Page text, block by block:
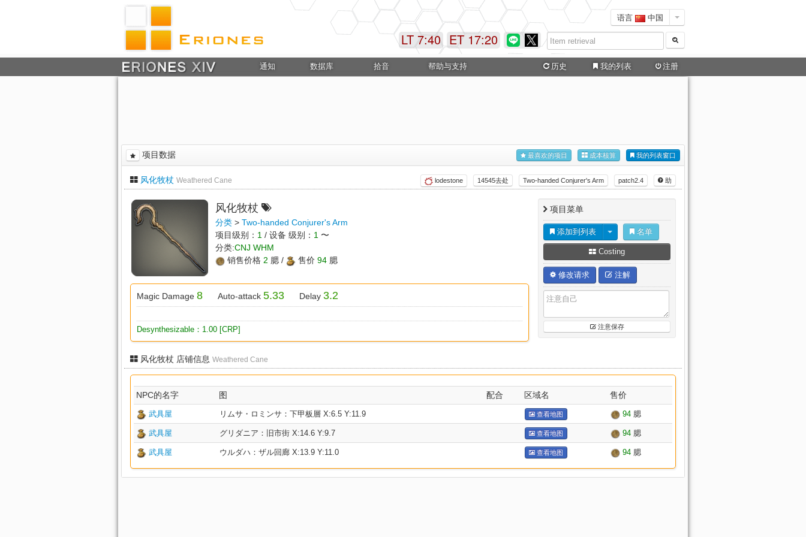
语言 中国
ET 17:20
LT 7:40
通知 数据库 拾音 帮助与支持 历史 我的列表 注册
项目数据 我的列表窗口
成本核算
最喜欢的项目
风化牧杖 Weathered Cane 助
patch2.4
Two-handed Conjurer's Arm
14545去处
lodestone
风化牧杖
分类 > Two-handed Conjurer's Arm
项目级别： 1 / 设备 级别： 1 〜
分类:CNJ WHM
销售价格 2 腮 / 售价 94 腮
Magic Damage 8 Auto-attack 5.33 Delay 3.2
Desynthesizable：1.00 [CRP]
项目菜单
添加到列表 名单
Costing
修改请求 注解
注意保存
风化牧杖 店铺信息 Weathered Cane
NPC的名字 图 配合 区域名 售价
武具屋 リムサ・ロミンサ：下甲板層 X:6.5 Y:11.9 查看地图 94 腮
武具屋 グリダニア：旧市街 X:14.6 Y:9.7 查看地图 94 腮
武具屋 ウルダハ：ザル回廊 X:13.9 Y:11.0 查看地图 94 腮